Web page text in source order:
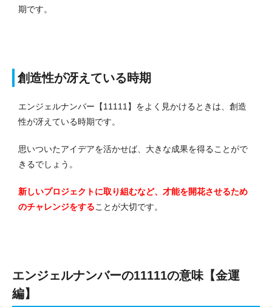
期です。
創造性が冴えている時期
エンジェルナンバー【11111】をよく見かけるときは、創造
性が冴えている時期です。
思いついたアイデアを活かせば、大きな成果を得ることがで
きるでしょう。
新しいプロジェクトに取り組むなど、才能を開花させるため
のチャレンジをすることが大切です。
エンジェルナンバーの11111の意味【金運
編】